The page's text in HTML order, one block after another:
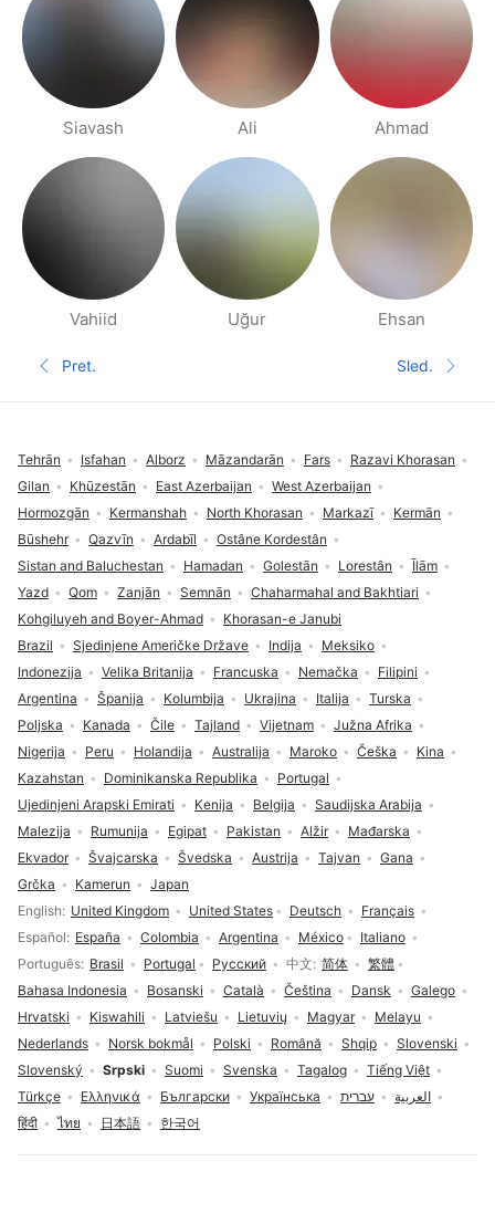
Siavash Ali Ahmad
Vahiid Uğur Ehsan
Stranice Ljudi u blizini
Prethodna stranica
Pret.
Sledeća
Sled.
Izbor jezika
English United Kingdom United States Deutsch
Français
Español
España Colombia Argentina México
Italiano
Português Brasil Portugal Русский 中文 简体
繁體
Bahasa Indonesia
Bosanski Català Čeština Dansk
Galego
Hrvatski
Kiswahili Latviešu Lietuvių Magyar
Melayu
Nederlands
Norsk bokmål Polski Română Shqip
Slovenski
Slovenský
Srpski Suomi Svenska Tagalog
Tiếng Việt
Türkçe
Ελληνικά Български Українська עברית
العربية
हिंदी
ไทย 日本語 한국어
Brazil Sjedinjene Američke Države Indija
Meksiko
Indonezija
Velika Britanija Francuska Nemačka
Filipini
Argentina
Španija Kolumbija Ukrajina Italija
Turska
Poljska
Kanada Čile Tajland Vijetnam
Južna Afrika
Nigerija
Peru Holandija Australija Maroko Češka
Kina
Kazahstan
Dominikanska Republika
Portugal
Ujedinjeni Arapski Emirati
Kenija Belgija
Saudijska Arabija
Malezija
Rumunija Egipat Pakistan Alžir
Mađarska
Ekvador
Švajcarska Švedska Austrija Tajvan
Gana
Grčka
Kamerun Japan
Tehrān Isfahan Alborz Māzandarān Fars
Razavi Khorasan
Gilan
Khūzestān East Azerbaijan
West Azerbaijan
Hormozgān
Kermanshah North Khorasan Markazī
Kermān
Būshehr
Qazvīn Ardabīl
Ostâne Kordestân
Sistan and Baluchestan
Hamadan Golestān Lorestân
Īlām
Yazd
Qom Zanjān Semnān
Chaharmahal and Bakhtiari
Kohgiluyeh and Boyer-Ahmad
Khorasan-e Janubi